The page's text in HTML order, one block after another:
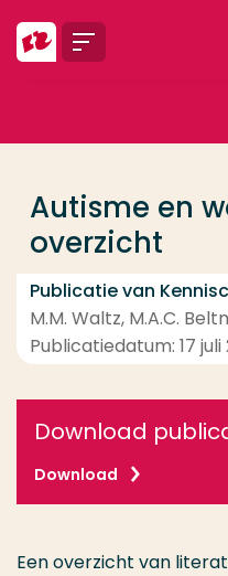
Menu
Autisme en
overzicht
Publicatie van
M.M. Waltz, M.A.C.
Publicatiedatum: 17 juli
Download
Download
Een overzicht van
Opleiding
Contact